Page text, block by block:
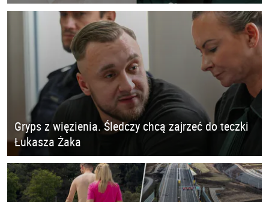
Gryps z więzienia. Śledczy chcą zajrzeć do teczki
Łukasza Żaka